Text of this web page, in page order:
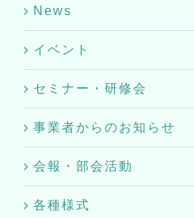
News
イベント
セミナー・研修会
事業者からのお知らせ
会報・部会活動
各種様式